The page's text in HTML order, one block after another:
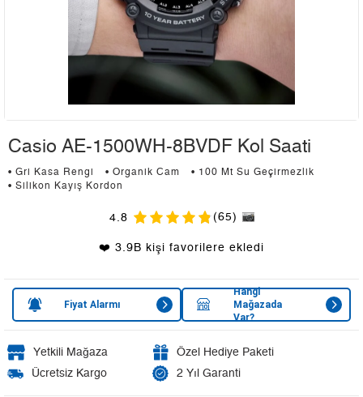
Casio AE-1500WH-8BVDF Kol Saati
• Gri Kasa Rengi • Organik Cam
• 100 Mt Su Geçirmezlik
• Silikon Kayış Kordon
4.8 (65)
❤️ 3.9B kişi favorilere ekledi
Fiyat Alarmı
Hangi
Mağazada
Var?
Yetkili Mağaza
Özel Hediye Paketi
Ücretsiz Kargo
2 Yıl Garanti